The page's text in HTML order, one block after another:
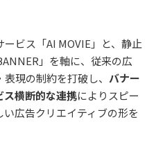
ービス「AI MOVIE」と、静止
」を軸に、従来の広
現の制約を打破し、 バナー
ス横断的な連携によりスピー
広告クリエイティブの形を